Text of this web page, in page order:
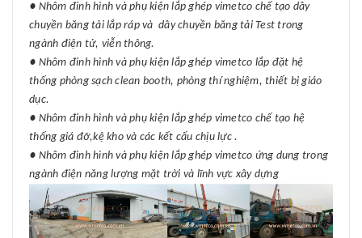
● Nhôm đinh hình và phụ kiện lắp ghép vimetco chế tạo dây
chuyền băng tải lắp ráp và dây chuyền băng tải Test trong
ngành điện tử, viễn thông.
● Nhôm đinh hình và phụ kiện lắp ghép vimetco lắp đặt hệ
thống phòng sạch clean booth, phòng thí nghiệm, thiết bị giáo
dục.
● Nhôm đinh hình và phụ kiện lắp ghép vimetco chế tạo hệ
thống giá đỡ,kệ kho và các kết cấu chịu lực .
● Nhôm đinh hình và phụ kiện lắp ghép vimetco ứng dung trong
ngành điện năng lượng mặt trời và lĩnh vực xây dựng